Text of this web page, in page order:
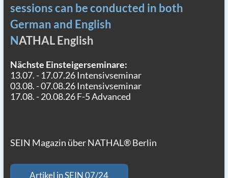
sessions can be conducted in both
German and English
NATHAL English
Nächste Einsteigerseminare:
13.07. - 17.07.26 Intensivseminar
03.08. - 07.08.26 Intensivseminar
17.08. - 20.08.26 F-5 Advanced
SEIN Magazin über NATHAL® Berlin
Artikel in SEIN 07/24